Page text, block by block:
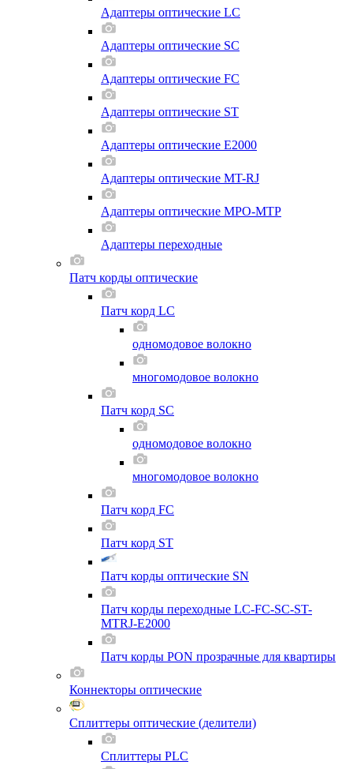
Адаптеры оптические LC
Адаптеры оптические SC
Адаптеры оптические FC
Адаптеры оптические ST
Адаптеры оптические E2000
Адаптеры оптические MT-RJ
Адаптеры оптические MPO-MTP
Адаптеры переходные
Патч корды оптические
Патч корд LC
одномодовое волокно
многомодовое волокно
Патч корд SC
одномодовое волокно
многомодовое волокно
Патч корд FC
Патч корд ST
Патч корды оптические SN
Патч корды переходные LC-FC-SC-ST-
MTRJ-E2000
Патч корды PON прозрачные для квартиры
Коннекторы оптические
Сплиттеры оптические (делители)
Сплиттеры PLC